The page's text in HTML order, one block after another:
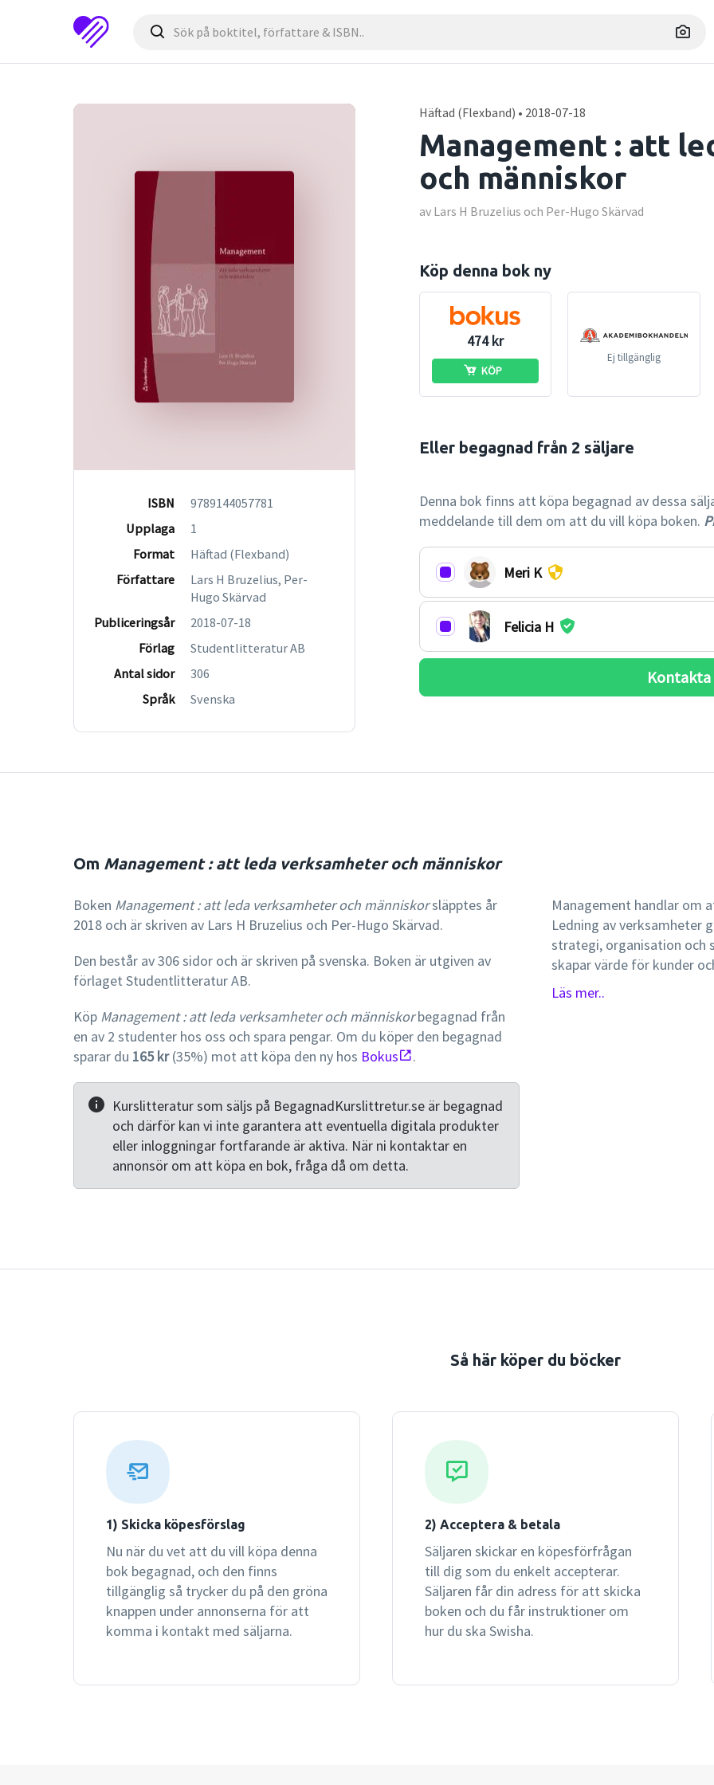
ISBN
9789144057781
Upplaga
1
Format
Häftad (Flexband)
Författare
Lars H Bruzelius, Per-
Hugo Skärvad
Publiceringsår
2018-07-18
Förlag
Studentlitteratur AB
Antal sidor
306
Språk
Svenska
Häftad (Flexband) • 2018-07-18
Management : att
och människor
av Lars H Bruzelius och Per-Hugo Skärvad
Köp denna bok ny
474 kr
KÖP
Ej tillgänglig
Eller begagnad från 2 säljare
Denna bok finns att köpa begagnad av dessa
meddelande till dem om att du vill köpa boken.
Meri K
Felicia H
Kontakta
Om Management : att leda verksamheter och människor
Boken Management : att leda verksamheter och människorsläpptes år
2018 och är skriven av Lars H Bruzelius och Per-Hugo Skärvad.
Den består av 306 sidor och är skriven på svenska. Boken är utgiven av
förlaget Studentlitteratur AB.
Köp Management : att leda verksamheter och människorbegagnad från
en av 2 studenter hos oss och spara pengar. Om du köper den begagnad
sparar du 165 kr(35%) mot att köpa den ny hos Bokus .
Kurslitteratur som säljs på BegagnadKurslittretur.se är begagnad
och därför kan vi inte garantera att eventuella digitala produkter
eller inloggningar fortfarande är aktiva. När ni kontaktar en
annonsör om att köpa en bok, fråga då om detta.
Management handlar om
Ledning av verksamheter
strategi, organisation och
skapar värde för kunder
handlar om att mobilisera
Läs mer..
Så här köper du böcker
1) Skicka köpesförslag
Nu när du vet att du vill köpa denna
bok begagnad, och den finns
tillgänglig så trycker du på den gröna
knappen under annonserna för att
komma i kontakt med säljarna.
2) Acceptera & betala
Säljaren skickar en köpesförfrågan
till dig som du enkelt accepterar.
Säljaren får din adress för att skicka
boken och du får instruktioner om
hur du ska Swisha.